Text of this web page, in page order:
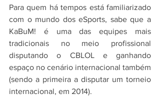
Para quem há tempos está familiarizado
com o mundo dos eSports, sabe que a
KaBuM! é uma das equipes mais
tradicionais no meio profissional
disputando o CBLOL e ganhando
espaço no cenário internacional também
(sendo a primeira a disputar um torneio
internacional, em 2014).